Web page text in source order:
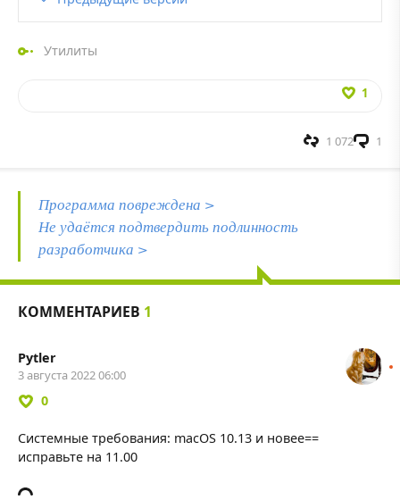
Утилиты
1
1
1 072
Программа повреждена >
Не удаётся подтвердить подлинность
разработчика >
КОММЕНТАРИЕВ 1
Pytler
3 августа 2022 06:00
0
Системные требования: macOS 10.13 и новее==
исправьте на 11.00